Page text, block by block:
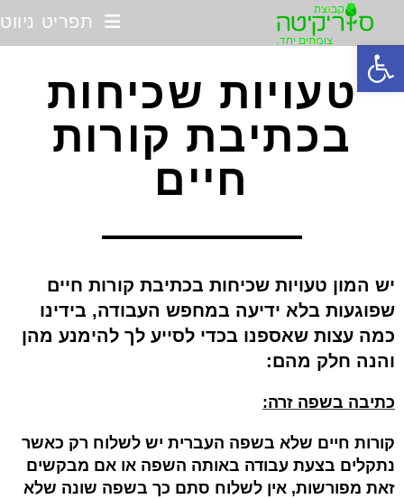
פתח סרגל נגישות
תפריט ניווט
טעויות שכיחות
בכתיבת קורות
חיים
יש המון טעויות שכיחות בכתיבת קורות חיים
שפוגעות בלא ידיעה במחפש העבודה, בידינו
כמה עצות שאספנו בכדי לסייע לך להימנע מהן
והנה חלק מהם:
כתיבה בשפה זרה:
קורות חיים שלא בשפה העברית יש לשלוח רק כאשר
נתקלים בצעת עבודה באותה השפה או אם מבקשים
זאת מפורשות, אין לשלוח סתם כך בשפה שונה שלא